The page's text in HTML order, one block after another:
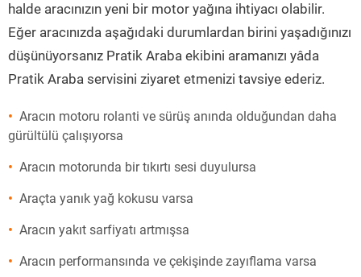
halde aracınızın yeni bir motor yağına ihtiyacı olabilir.
Eğer aracınızda aşağıdaki durumlardan birini yaşadığınızı
düşünüyorsanız Pratik Araba ekibini aramanızı yâda
Pratik Araba servisini ziyaret etmenizi tavsiye ederiz.
Aracın motoru rolanti ve sürüş anında olduğundan daha
gürültülü çalışıyorsa
Aracın motorunda bir tıkırtı sesi duyulursa
Araçta yanık yağ kokusu varsa
Aracın yakıt sarfiyatı artmışsa
Aracın performansında ve çekişinde zayıflama varsa